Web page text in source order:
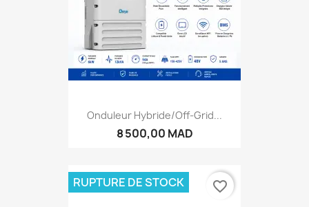
Onduleur Hybride/Off-Grid...
8 500,00 MAD
RUPTURE DE STOCK favorite_border